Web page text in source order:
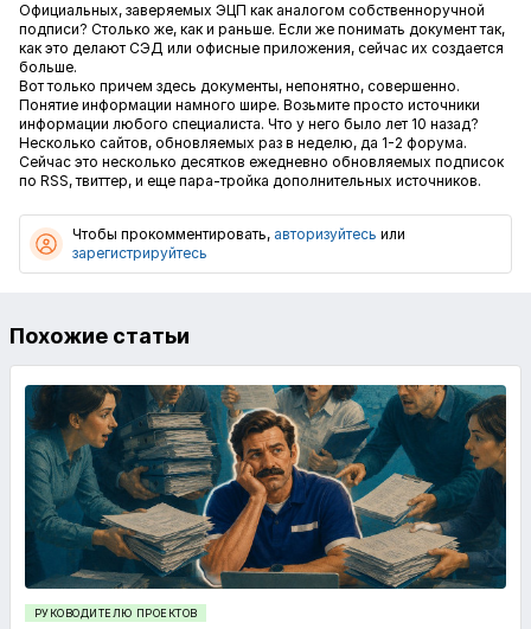
Официальных, заверяемых ЭЦП как аналогом собственноручной
подписи? Столько же, как и раньше. Если же понимать документ так,
как это делают СЭД или офисные приложения, сейчас их создается
больше.
Вот только причем здесь документы, непонятно, совершенно.
Понятие информации намного шире. Возьмите просто источники
информации любого специалиста. Что у него было лет 10 назад?
Несколько сайтов, обновляемых раз в неделю, да 1-2 форума.
Сейчас это несколько десятков ежедневно обновляемых подписок
по RSS, твиттер, и еще пара-тройка дополнительных источников.
Чтобы прокомментировать, авторизуйтесь или
зарегистрируйтесь
Похожие статьи
РУКОВОДИТЕЛЮ ПРОЕКТОВ